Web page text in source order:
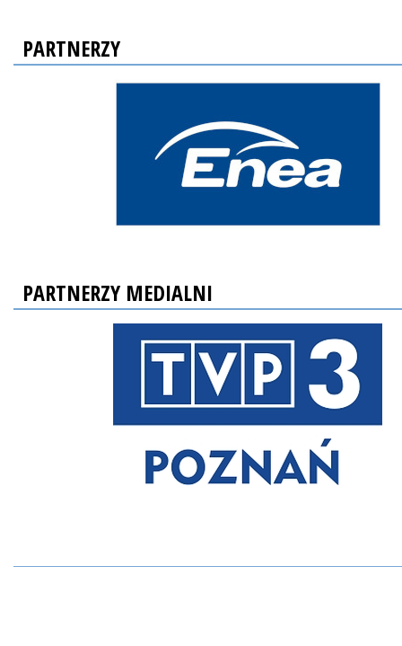
PARTNERZY
PARTNERZY MEDIALNI